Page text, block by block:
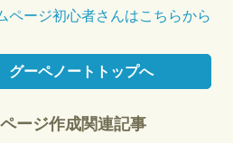
グーペノートトップへ
ージ作成関連記事